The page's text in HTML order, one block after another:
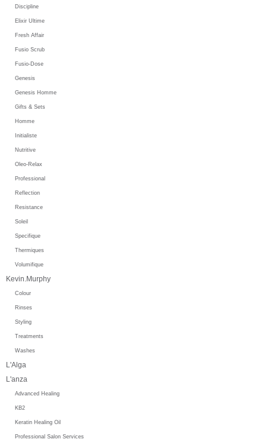
Discipline
Elixir Ultime
Fresh Affair
Fusio Scrub
Fusio-Dose
Genesis
Genesis Homme
Gifts & Sets
Homme
Initialiste
Nutritive
Oleo-Relax
Professional
Reflection
Resistance
Soleil
Specifique
Thermiques
Volumifique
Kevin.Murphy
Colour
Rinses
Styling
Treatments
Washes
L'Alga
L'anza
Advanced Healing
KB2
Keratin Healing Oil
Professional Salon Services